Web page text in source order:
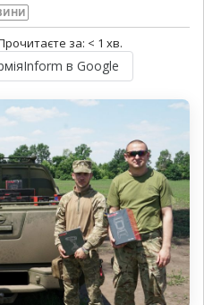
за: < 1 хв.
в Google